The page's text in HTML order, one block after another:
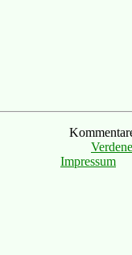
Impressum